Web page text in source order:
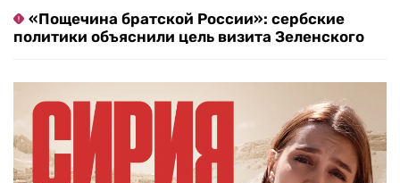
«Пощечина братской России»: сербские
политики объяснили цель визита Зеленского